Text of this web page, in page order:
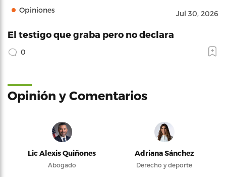
Opiniones Jul 30, 2026
El testigo que graba pero no declara
0
Opinión y Comentarios
Lic Alexis Quiñones
Abogado
Adriana Sánchez
Derecho y deporte